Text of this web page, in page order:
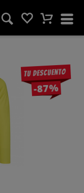
Tu descuento
-87%